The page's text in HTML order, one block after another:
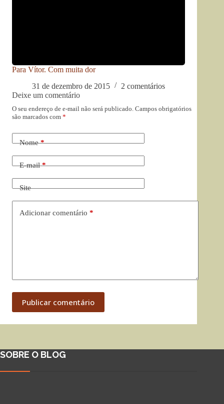
Para Vítor. Com muita dor
31 de dezembro de 2015
2 comentários
Deixe um comentário
O seu endereço de e-mail não será publicado. Campos obrigatórios
são marcados com *
Nome*
E-mail*
Site
Adicionar comentário *
Publicar comentário
SOBRE O BLOG